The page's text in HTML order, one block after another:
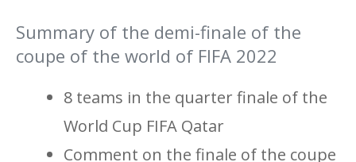
Summary of the demi-finale of the
coupe of the world of FIFA 2022
8 teams in the quarter finale of the
World Cup FIFA Qatar
Comment on the finale of the coupe